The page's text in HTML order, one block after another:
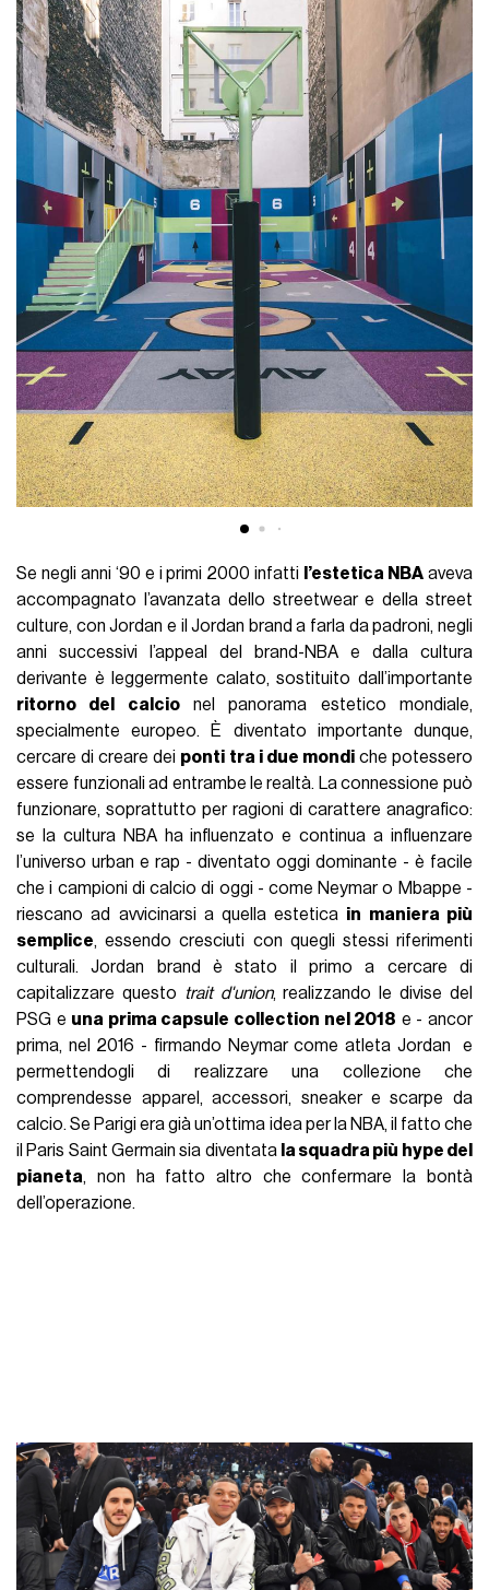
Se negli anni ‘90 e i primi 2000 infatti l’estetica NBA aveva
accompagnato l’avanzata dello streetwear e della street
culture, con Jordan e il Jordan brand a farla da padroni, negli
anni successivi l’appeal del brand-NBA e dalla cultura
derivante è leggermente calato, sostituito dall’importante
ritorno del calcionel panorama estetico mondiale,
specialmente europeo. È diventato importante dunque,
cercare di creare dei ponti tra i due mondiche potessero
essere funzionali ad entrambe le realtà. La connessione può
funzionare, soprattutto per ragioni di carattere anagrafico:
se la cultura NBA ha influenzato e continua a influenzare
l’universo urban e rap - diventato oggi dominante - è facile
che i campioni di calcio di oggi - come Neymar o Mbappe -
riescano ad avvicinarsi a quella estetica in maniera più
semplice, essendo cresciuti con quegli stessi riferimenti
culturali. Jordan brand è stato il primo a cercare di
capitalizzare questo
trait d'union, realizzando le divise del
PSG e una prima capsule collection nel 2018 e - ancor
prima, nel 2016 - firmando Neymar come atleta Jordan e
permettendogli di realizzare una collezione che
comprendesse apparel, accessori, sneaker e scarpe da
calcio. Se Parigi era già un’ottima idea per la NBA, il fatto che
il Paris Saint Germain sia diventata la squadra più hype del
pianeta, non ha fatto altro che confermare la bontà
dell’operazione.